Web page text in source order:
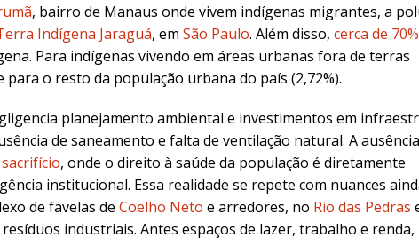
, bairro de Manaus onde vivem indígenas migrantes, a
Indígena Jaraguá, em São Paulo. Além disso, cerca de 70%
Para indígenas vivendo em áreas urbanas fora de terras
para o resto da população urbana do país (2,72%).
planejamento ambiental e investimentos em
de saneamento e falta de ventilação natural. A
, onde o direito à saúde da população é diretamente
institucional. Essa realidade se repete com nuances
de favelas de Coelho Neto e arredores, no Rio das Pedras
resíduos industriais. Antes espaços de lazer, trabalho e renda,